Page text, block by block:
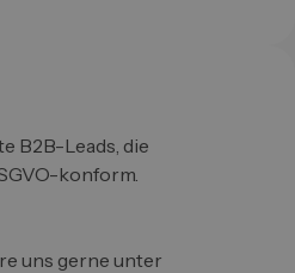
B2B-Leads, die
konform.
uns gerne unter